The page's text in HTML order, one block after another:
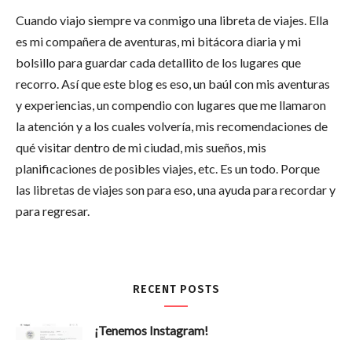
Cuando viajo siempre va conmigo una libreta de viajes. Ella
es mi compañera de aventuras, mi bitácora diaria y mi
bolsillo para guardar cada detallito de los lugares que
recorro. Así que este blog es eso, un baúl con mis aventuras
y experiencias, un compendio con lugares que me llamaron
la atención y a los cuales volvería, mis recomendaciones de
qué visitar dentro de mi ciudad, mis sueños, mis
planificaciones de posibles viajes, etc. Es un todo. Porque
las libretas de viajes son para eso, una ayuda para recordar y
para regresar.
RECENT POSTS
¡Tenemos Instagram!